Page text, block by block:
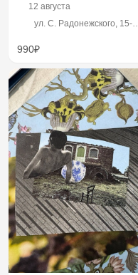
12 августа
ул. С. Радонежского, 15-
990₽